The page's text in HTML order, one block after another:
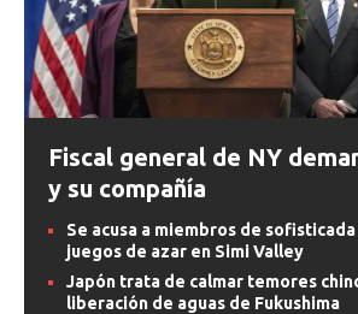
Fiscal general de NY
y su compañía
Se acusa a miembros de
juegos de azar en Simi Valley
Japón trata de calmar temores
liberación de aguas de Fukushima